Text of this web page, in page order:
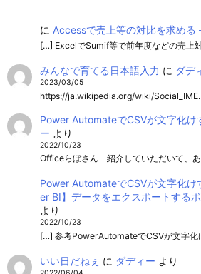
に Accessで売上等の対比を求める
[…] ExcelでSumif等で前年度などの売上
みんなで育てる日本語入力 に ダデ
2023/03/05
https://ja.wikipedia.org/wiki/
Power AutomateでCSVが文字化け
ー より
2022/10/23
Officeらぼさん 紹介していただいて、あ
Power AutomateでCSVが文字化け
er BI】データをエクスポートする
より
2022/10/23
[…] 参考PowerAutomateでCSVが文字化
いい日だねぇ に ダディー より